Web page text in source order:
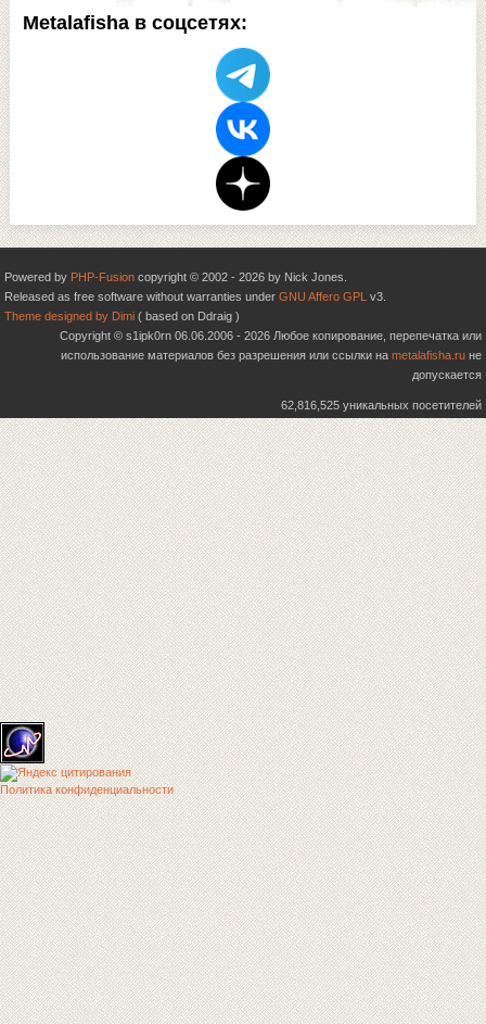
Metalafisha в соцсетях:
Powered by PHP-Fusion copyright © 2002 - 2026 by Nick Jones.
Released as free software without warranties under GNU Affero GPL v3.
Theme designed by Dimi ( based on Ddraig )
Copyright © s1ipk0rn 06.06.2006 - 2026 Любое копирование, перепечатка или
использование материалов без разрешения или ссылки на metalafisha.ru не
допускается
62,816,525 уникальных посетителей
Политика конфиденциальности